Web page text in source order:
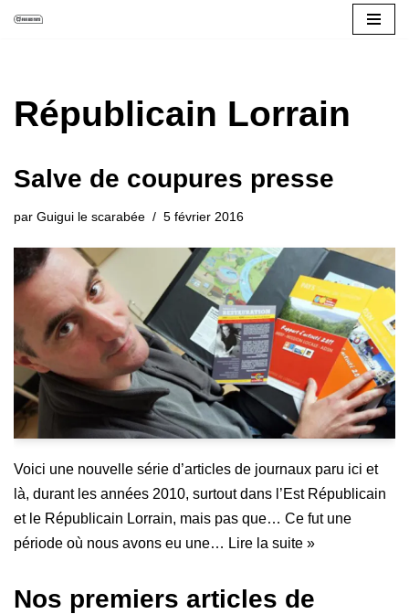
contenu
Républicain Lorrain
Salve de coupures presse
par Guigui le scarabée 5 février 2016
Voici une nouvelle série d’articles de journaux paru ici et
là, durant les années 2010, surtout dans l’Est Républicain
et le Républicain Lorrain, mais pas que… Ce fut une
période où nous avons eu une… Lire la suite »
Nos premiers articles de